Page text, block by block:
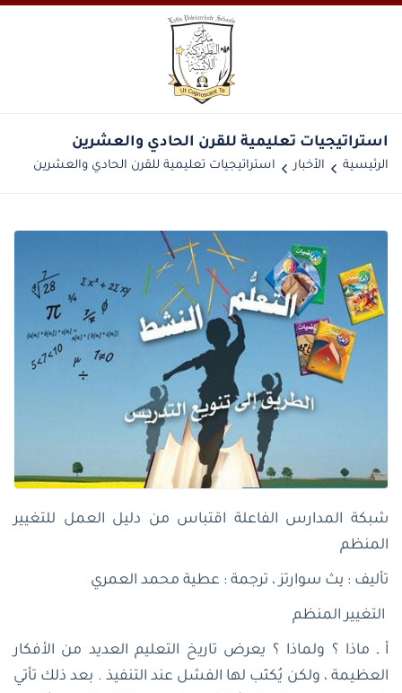
استراتيجيات تعليمية للقرن الحادي والعشرين
الرئيسية الأخبار استراتيجيات تعليمية للقرن الحادي والعشرين
شبكة المدارس الفاعلة اقتباس من دليل العمل للتغيير
المنظم
تأليف : بِث سوارتز ، ترجمة : عطية محمد العمري
أ ـ ماذا ؟ ولماذا ؟ يعرض تاريخ التعليم العديد من الأفكار
العظيمة ، ولكن يُكتَب لها الفشل عند التنفيذ . بعد ذلك تأتي